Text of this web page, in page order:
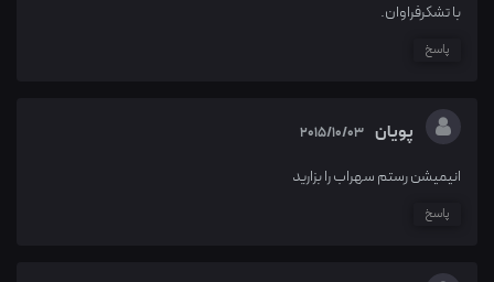
با تشکرفراوان.
پاسخ
پویان 2015/10/03
انیمیشن رستم سهراب را بزارید
پاسخ